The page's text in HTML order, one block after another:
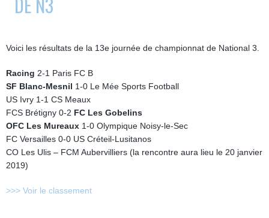
Voici les résultats de la 13e journée de championnat de National 3.
Racing 2-1 Paris FC B
SF Blanc-Mesnil 1-0 Le Mée Sports Football
US Ivry 1-1 CS Meaux
FCS Brétigny 0-2 FC Les Gobelins
OFC Les Mureaux 1-0 Olympique Noisy-le-Sec
FC Versailles 0-0 US Créteil-Lusitanos
CO Les Ulis – FCM Aubervilliers (la rencontre aura lieu le 20 janvier
2019)
>>> Voir le classement